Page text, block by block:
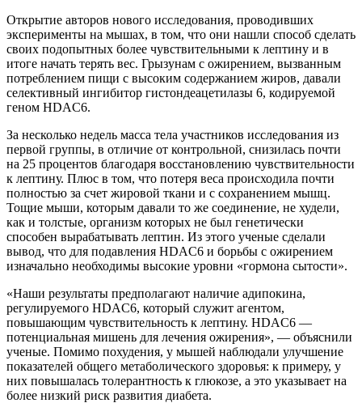
Открытие авторов нового исследования, проводивших
эксперименты на мышах, в том, что они нашли способ сделать
своих подопытных более чувствительными к лептину и в
итоге начать терять вес. Грызунам с ожирением, вызванным
потреблением пищи с высоким содержанием жиров, давали
селективный ингибитор гистондеацетилазы 6, кодируемой
геном HDAC6.
За несколько недель масса тела участников исследования из
первой группы, в отличие от контрольной, снизилась почти
на 25 процентов благодаря восстановлению чувствительности
к лептину. Плюс в том, что потеря веса происходила почти
полностью за счет жировой ткани и с сохранением мышц.
Тощие мыши, которым давали то же соединение, не худели,
как и толстые, организм которых не был генетически
способен вырабатывать лептин. Из этого ученые сделали
вывод, что для подавления HDAC6 и борьбы с ожирением
изначально необходимы высокие уровни «гормона сытости».
«Наши результаты предполагают наличие адипокина,
регулируемого HDAC6, который служит агентом,
повышающим чувствительность к лептину. HDAC6 —
потенциальная мишень для лечения ожирения», — объяснили
ученые. Помимо похудения, у мышей наблюдали улучшение
показателей общего метаболического здоровья: к примеру, у
них повышалась толерантность к глюкозе, а это указывает на
более низкий риск развития диабета.